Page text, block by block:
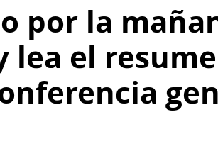
por la
lea el